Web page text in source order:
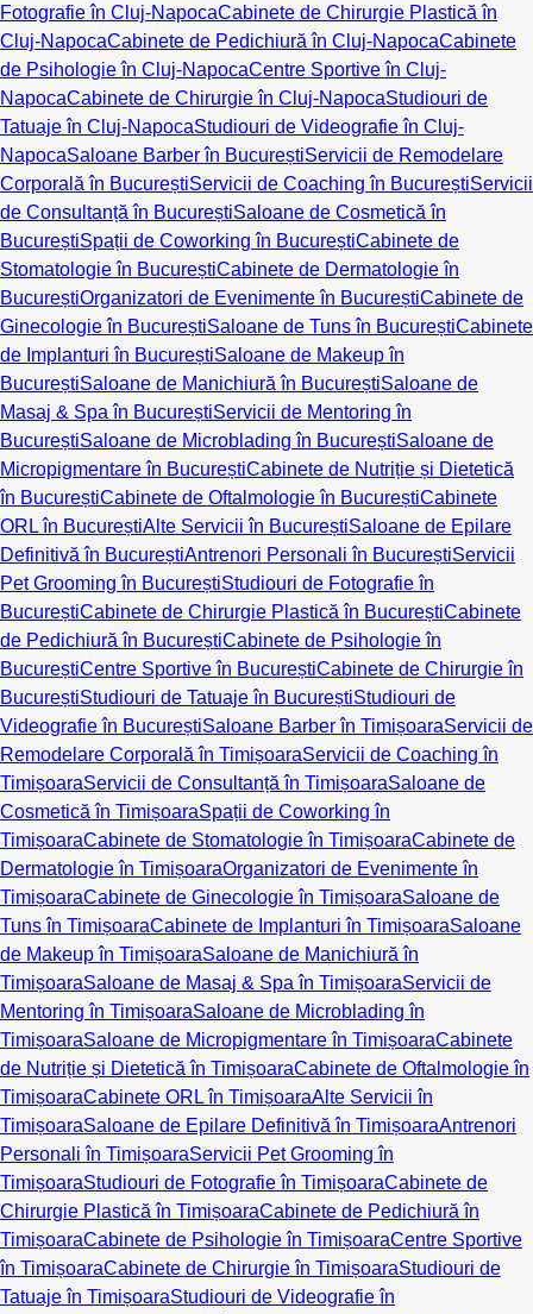
Fotografie în Cluj-NapocaCabinete de Chirurgie Plastică în
Cluj-NapocaCabinete de Pedichiură în Cluj-NapocaCabinete
de Psihologie în Cluj-NapocaCentre Sportive în Cluj-
NapocaCabinete de Chirurgie în Cluj-NapocaStudiouri de
Tatuaje în Cluj-NapocaStudiouri de Videografie în Cluj-
NapocaSaloane Barber în BucureștiServicii de Remodelare
Corporală în BucureștiServicii de Coaching în BucureștiServicii
de Consultanță în BucureștiSaloane de Cosmetică în
BucureștiSpații de Coworking în BucureștiCabinete de
Stomatologie în BucureștiCabinete de Dermatologie în
BucureștiOrganizatori de Evenimente în BucureștiCabinete de
Ginecologie în BucureștiSaloane de Tuns în BucureștiCabinete
de Implanturi în BucureștiSaloane de Makeup în
BucureștiSaloane de Manichiură în BucureștiSaloane de
Masaj & Spa în BucureștiServicii de Mentoring în
BucureștiSaloane de Microblading în BucureștiSaloane de
Micropigmentare în BucureștiCabinete de Nutriție și Dietetică
în BucureștiCabinete de Oftalmologie în BucureștiCabinete
ORL în BucureștiAlte Servicii în BucureștiSaloane de Epilare
Definitivă în BucureștiAntrenori Personali în BucureștiServicii
Pet Grooming în BucureștiStudiouri de Fotografie în
BucureștiCabinete de Chirurgie Plastică în BucureștiCabinete
de Pedichiură în BucureștiCabinete de Psihologie în
BucureștiCentre Sportive în BucureștiCabinete de Chirurgie în
BucureștiStudiouri de Tatuaje în BucureștiStudiouri de
Videografie în BucureștiSaloane Barber în TimișoaraServicii de
Remodelare Corporală în TimișoaraServicii de Coaching în
TimișoaraServicii de Consultanță în TimișoaraSaloane de
Cosmetică în TimișoaraSpații de Coworking în
TimișoaraCabinete de Stomatologie în TimișoaraCabinete de
Dermatologie în TimișoaraOrganizatori de Evenimente în
TimișoaraCabinete de Ginecologie în TimișoaraSaloane de
Tuns în TimișoaraCabinete de Implanturi în TimișoaraSaloane
de Makeup în TimișoaraSaloane de Manichiură în
TimișoaraSaloane de Masaj & Spa în TimișoaraServicii de
Mentoring în TimișoaraSaloane de Microblading în
TimișoaraSaloane de Micropigmentare în TimișoaraCabinete
de Nutriție și Dietetică în TimișoaraCabinete de Oftalmologie în
TimișoaraCabinete ORL în TimișoaraAlte Servicii în
TimișoaraSaloane de Epilare Definitivă în TimișoaraAntrenori
Personali în TimișoaraServicii Pet Grooming în
TimișoaraStudiouri de Fotografie în TimișoaraCabinete de
Chirurgie Plastică în TimișoaraCabinete de Pedichiură în
TimișoaraCabinete de Psihologie în TimișoaraCentre Sportive
în TimișoaraCabinete de Chirurgie în TimișoaraStudiouri de
Tatuaje în TimișoaraStudiouri de Videografie în